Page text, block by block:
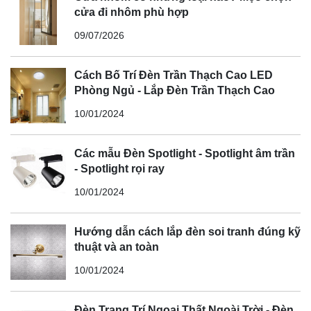
cửa đi nhôm phù hợp
09/07/2026
Cách Bố Trí Đèn Trần Thạch Cao LED
Phòng Ngủ - Lắp Đèn Trần Thạch Cao
10/01/2024
Các mẫu Đèn Spotlight - Spotlight âm trần
- Spotlight rọi ray
10/01/2024
Hướng dẫn cách lắp đèn soi tranh đúng kỹ
thuật và an toàn
10/01/2024